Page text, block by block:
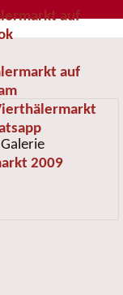
2009